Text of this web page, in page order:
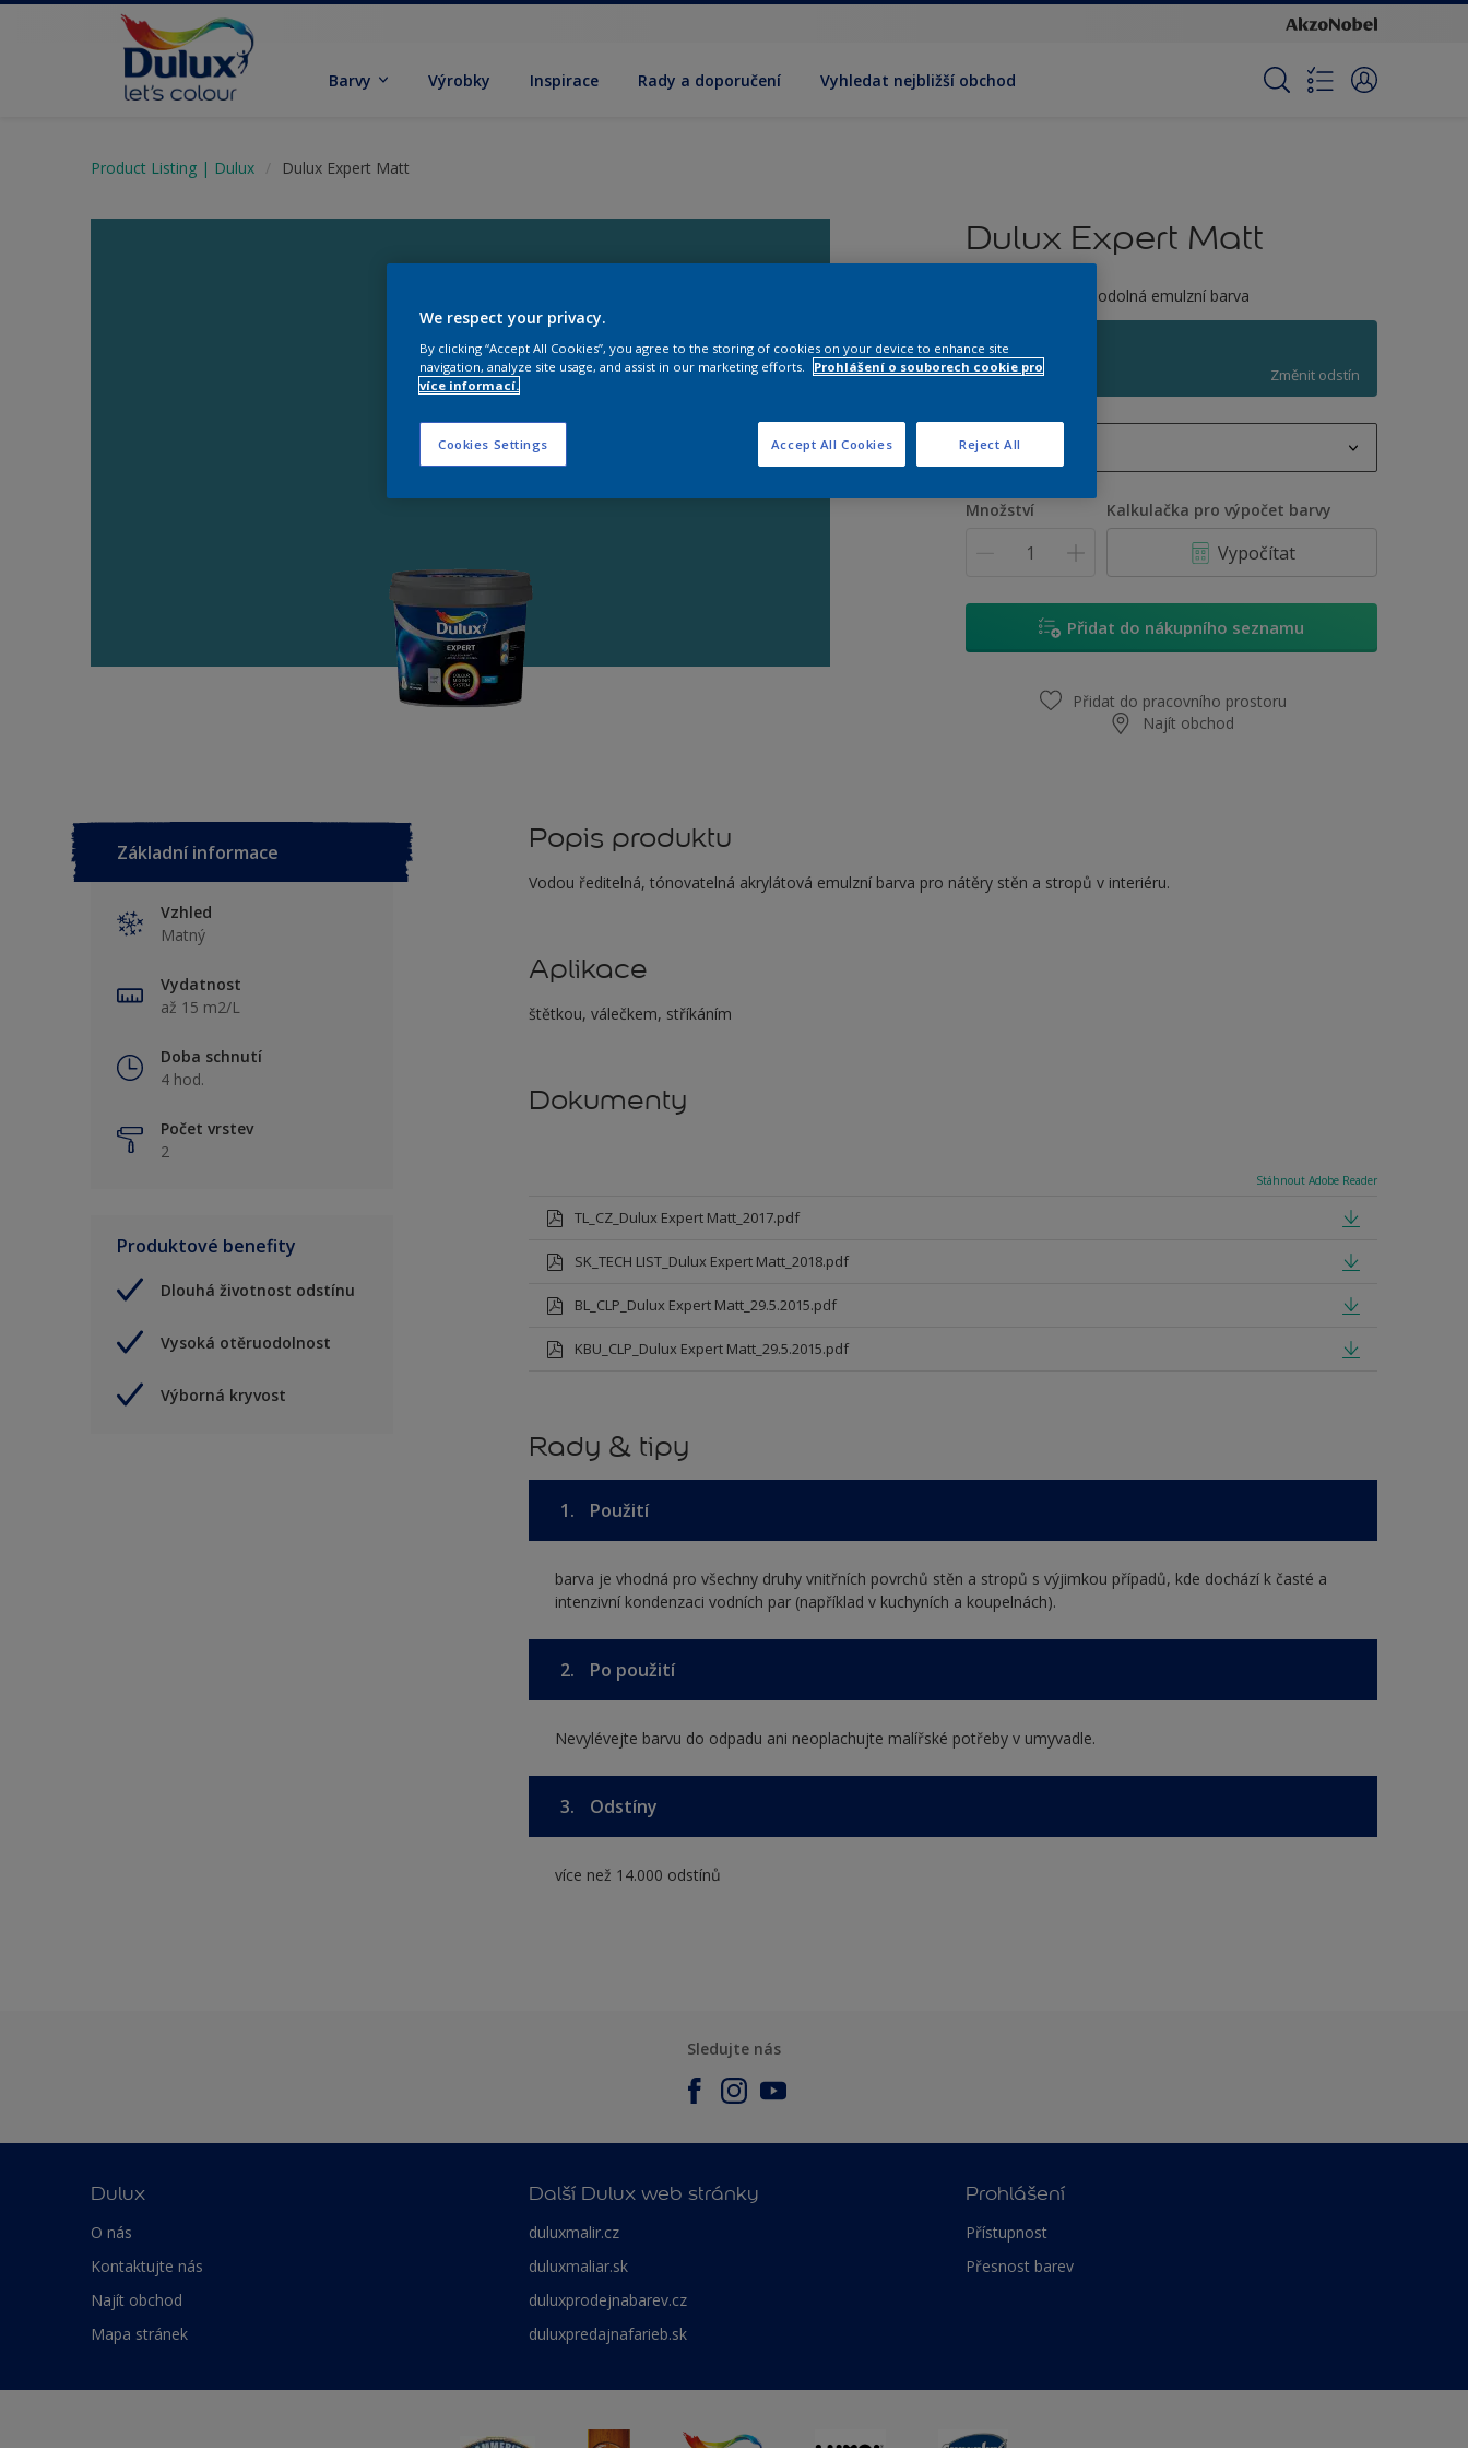
Barvy Výrobky Inspirace Rady a doporučení Vyhledat nejbližší obchod
Product Listing | Dulux Dulux Expert Matt
Dulux Expert Matt
Tónovatelná otěruodolná emulzní barva
Q9.33.43
Změnit odstín
1 L
10 L
Množství Kalkulačka pro výpočet barvy
Vypočítat
Přidat do nákupního seznamu
Přidat do pracovního prostoru
Najít obchod
Základní informace
Vzhled
Matný
Vydatnost
až 15 m2/L
Doba schnutí
4 hod.
Počet vrstev
2
Produktové benefity
Dlouhá životnost odstínu
Vysoká otěruodolnost
Výborná kryvost
Popis produktu
Vodou ředitelná, tónovatelná akrylátová emulzní barva pro nátěry stěn a stropů v interiéru.
Aplikace
štětkou, válečkem, stříkáním
Dokumenty
Stáhnout Adobe Reader
TL_CZ_Dulux Expert Matt_2017.pdf
SK_TECH LIST_Dulux Expert Matt_2018.pdf
BL_CLP_Dulux Expert Matt_29.5.2015.pdf
KBU_CLP_Dulux Expert Matt_29.5.2015.pdf
Rady & tipy
1. Použití
barva je vhodná pro všechny druhy vnitřních povrchů stěn a stropů s výjimkou případů, kde dochází k časté a
intenzivní kondenzaci vodních par (například v kuchyních a koupelnách).
2. Po použití
Nevylévejte barvu do odpadu ani neoplachujte malířské potřeby v umyvadle.
3. Odstíny
více než 14.000 odstínů
Sledujte nás
Dulux
O nás
Kontaktujte nás
Najít obchod
Mapa stránek
Další Dulux web stránky
duluxmalir.cz
duluxmaliar.sk
duluxprodejnabarev.cz
duluxpredajnafarieb.sk
Prohlášení
Přístupnost
Přesnost barev
We respect your privacy.
By clicking “Accept All Cookies”, you agree to the storing of cookies on your device to enhance site
navigation, analyze site usage, and assist in our marketing efforts.
Prohlášení o souborech cookie pro
více informací.
Cookies Settings Reject All
Accept All Cookies